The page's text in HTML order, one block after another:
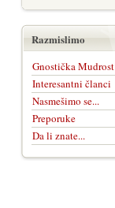
Razmislimo
Gnostička Mudrost
Interesantni članci
Nasmešimo se...
Preporuke
Da li znate...